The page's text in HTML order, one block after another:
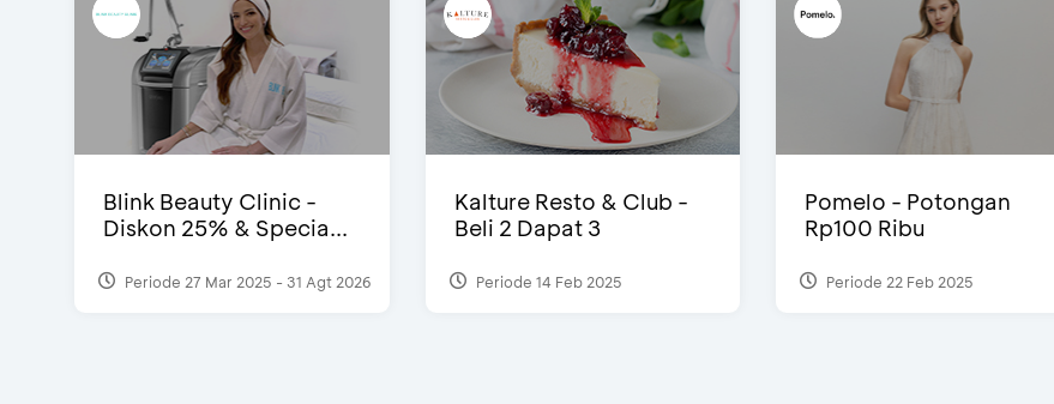
Blink Beauty Clinic -
Diskon 25% & Specia...
Periode 27 Mar 2025 - 31 Agt 2026
Kalture Resto & Club -
Beli 2 Dapat 3
Periode 14 Feb 2025
Pomelo - Potongan
Rp100 Ribu
Periode 22 Feb 2025